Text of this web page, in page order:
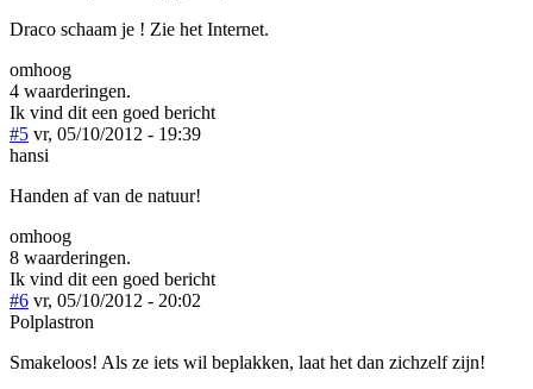
Draco schaam je ! Zie het Internet.
omhoog
4 waarderingen.
Ik vind dit een goed bericht
#5 vr, 05/10/2012 - 19:39
hansi
Handen af van de natuur!
omhoog
8 waarderingen.
Ik vind dit een goed bericht
#6 vr, 05/10/2012 - 20:02
Polplastron
Smakeloos! Als ze iets wil beplakken, laat het dan zichzelf zijn!